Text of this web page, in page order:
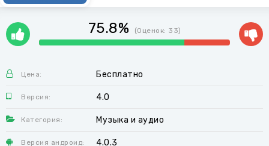
75.8% (Оценок: 33)
Цена: Бесплатно
Версия: 4.0
Категория: Музыка и аудио
Версия андроид: 4.0.3